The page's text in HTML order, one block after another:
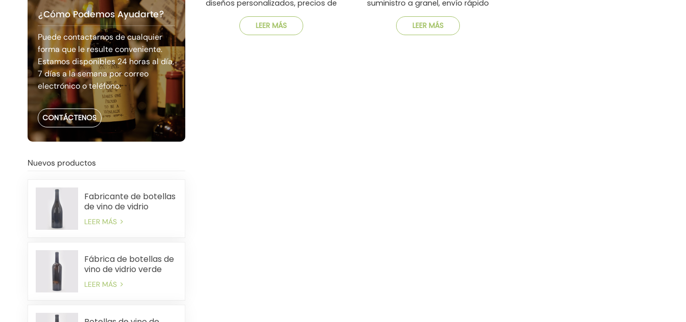
¿Cómo Podemos Ayudarte?
Puede contactarnos de cualquier
forma que le resulte conveniente.
Estamos disponibles 24 horas al día,
7 días a la semana por correo
electrónico o teléfono.
CONTÁCTENOS
Nuevos productos
Fabricante de botellas
de vino de vidrio
pesado de China de
750 ml
LEER MÁS
Fábrica de botellas de
vino de vidrio verde
antiguo premium de
750 ml
LEER MÁS
diseños personalizados, precios de
LEER MÁS
suministro a granel, envío rápido
LEER MÁS